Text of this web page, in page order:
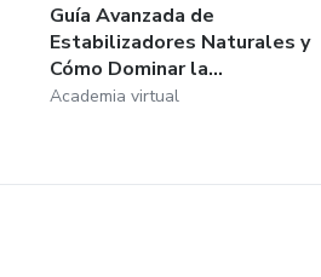
Guía Avanzada de
Estabilizadores Naturales y
Cómo Dominar la...
Academia virtual